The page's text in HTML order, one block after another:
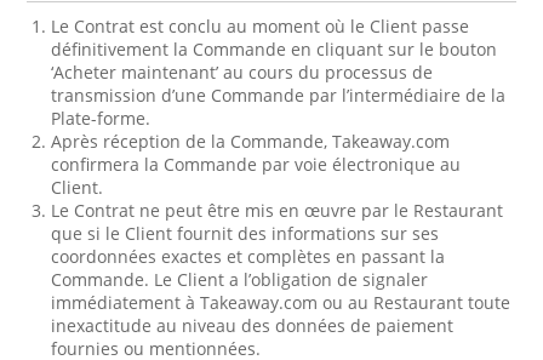
Le Contrat est conclu au moment où le Client passe
définitivement la Commande en cliquant sur le bouton
‘Acheter maintenant’ au cours du processus de
transmission d’une Commande par l’intermédiaire de la
Plate-forme.
Après réception de la Commande, Takeaway.com
confirmera la Commande par voie électronique au
Client.
Le Contrat ne peut être mis en œuvre par le Restaurant
que si le Client fournit des informations sur ses
coordonnées exactes et complètes en passant la
Commande. Le Client a l’obligation de signaler
immédiatement à Takeaway.com ou au Restaurant toute
inexactitude au niveau des données de paiement
fournies ou mentionnées.